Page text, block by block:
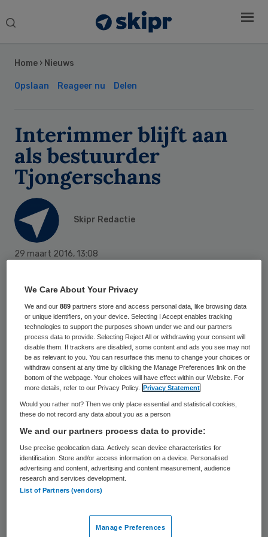
Search
Home › Nieuws
Opslaan Reageer nu Delen
Interimmer blijft aan
als bestuurder
Tjongerschans
Skipr Redactie
29 maart 2016, 13:08
Patrick Vink blijft aan als
directeur/bestuurder van het Ziekenhuis
Tjongerschans Heerenveen. De raad van
toezicht (rvt) heeft hem na een periode als
interim-bestuurder definitief benoemd.
Vink was hiervoor al een aantal jaren
werkzaam bij Tjongerschans. De medische
staf, ondernemingsraad en cliëntenraad
van Tjongerschans hebben de rvt positief
geadviseerd over de benoeming, zo laat de
organisatie weten.
Reageer op dit artikel
Sidebar
We Care About Your Privacy
We and our889 partners store and access personal data, like browsing data
or unique identifiers, on your device. Selecting I Accept enables tracking
technologies to support the purposes shown under we and our partners
process data to provide. Selecting Reject All or withdrawing your consent will
disable them. If trackers are disabled, some content and ads you see may not
be as relevant to you. You can resurface this menu to change your choices or
withdraw consent at any time by clicking the Manage Preferences link on the
bottom of the webpage. Your choices will have effect within our Website. For
more details, refer to our Privacy Policy.
Privacy Statement
Would you rather not? Then we only place essential and statistical cookies,
these do not record any data about you as a person
We and our partners process data to provide:
Use precise geolocation data. Actively scan device characteristics for
identification. Store and/or access information on a device. Personalised
advertising and content, advertising and content measurement, audience
research and services development.
List of Partners (vendors)
Manage Preferences